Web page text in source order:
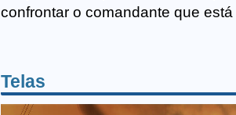
confrontar o comandante que
Telas